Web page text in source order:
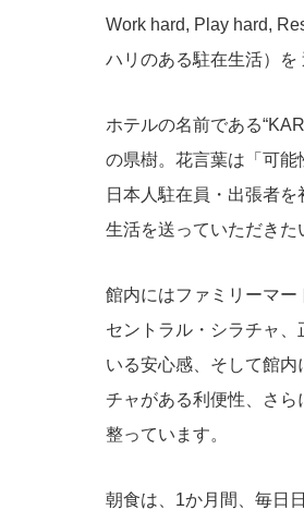
Work hard, Play hard,
ハリのある駐在生活）を
ホテルの名前である
の県樹。花言葉は「可能
日本人駐在員・出張者
生活を送っていただきた
館内にはファミリーマ
セントラル・シラチャ
いる安心感、そして館
チャがある利便性、さ
整っています。
朝食は、1か月間、毎日